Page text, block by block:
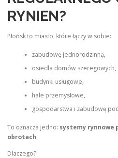
RYNIEN?
Płońsk to miasto, które łączy w sobie:
zabudowę jednorodzinną,
osiedla domów szeregowych,
budynki usługowe,
hale przemysłowe,
gospodarstwa i zabudowę
To oznacza jedno: systemy rynnowe
obrotach.
Dlaczego?